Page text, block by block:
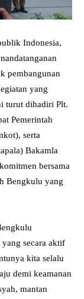
Indonesia,
pembangunan
yang
turut dihadiri Plt.
Pemerintah
serta
Bakamla
bersama
Bengkulu yang
secara aktif
kita selalu
demi keamanan
mantan